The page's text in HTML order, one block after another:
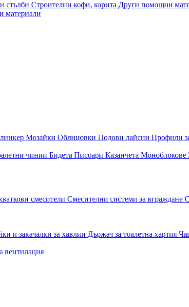
стълби Строителни кофи, корита Други помощни
материали
Мозайки Облицовки Подови лайсни Профили
чинии Бидета Писоари Казанчета Моноблокове
смесители Смесителни системи за вграждане
и закачалки за хавлии Държач за тоалетна хартия
вентилация